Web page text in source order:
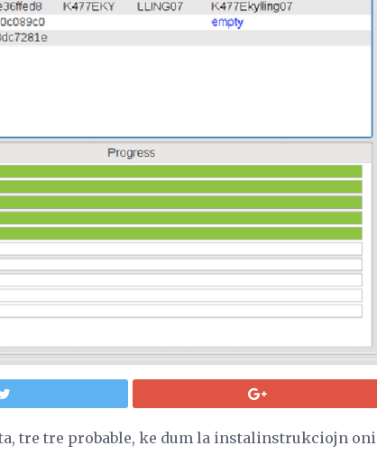
tre tre probable, ke dum la instalinstrukciojn oni